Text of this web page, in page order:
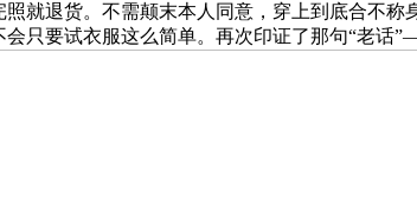
就退货。不需颠末本人同意，穿上到底合不称
只要试衣服这么简单。再次印证了那句“老话